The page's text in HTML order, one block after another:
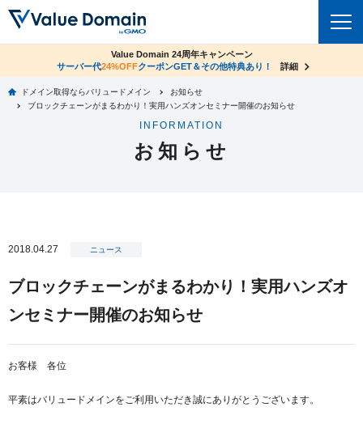
ドメイントップ
.jpドメインオークション
gTLDオークション
レンタルサーバー
XREA
Oneレンタルサーバー
サイトロック
紹介制度
バリュードメインAPI
お知らせ サポート
マニュアル
お問い合わせ
co.jpドメイン✕コアサーバーV2ビジネス応援キャンペーン
サーバー料金1年間無料
詳細
Value Domain 24周年キャンペーン
サーバー代24%OFFクーポンGET＆その他特典あり！ 詳細
ドメイン取得ならバリュードメイン
お知らせ
ブロックチェーンがまるわかり！実用ハンズオンセミナー開催のお知らせ
INFORMATION
お知らせ
2018.04.27 ニュース
ブロックチェーンがまるわかり！実用ハンズオ
ンセミナー開催のお知らせ
お客様 各位
平素はバリュードメインをご利用いただき誠にありがとうございます。